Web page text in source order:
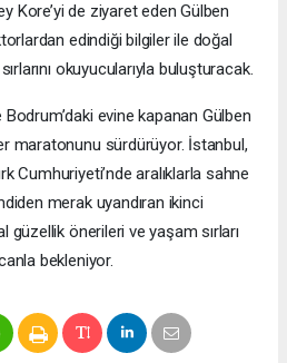
Kore’yi de ziyaret eden Gülben
edindiği bilgiler ile doğal
okuyucularıyla buluşturacak.
Bodrum’daki evine kapanan Gülben
maratonunu sürdürüyor. İstanbul,
Cumhuriyeti’nde aralıklarla sahne
merak uyandıran ikinci
güzellik önerileri ve yaşam sırları
bekleniyor.